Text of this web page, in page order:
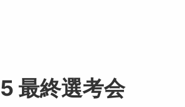
最終選考会